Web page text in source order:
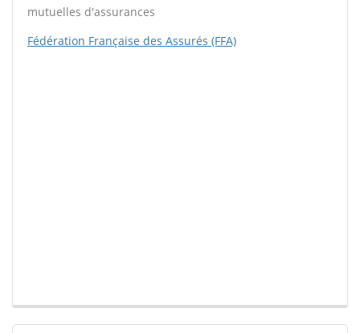
mutuelles d'assurances
Fédération Française des Assurés (FFA)